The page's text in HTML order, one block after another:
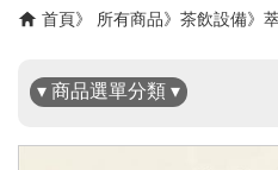
首頁 所有商品 茶飲設備
▾ 商品選單分類 ▾